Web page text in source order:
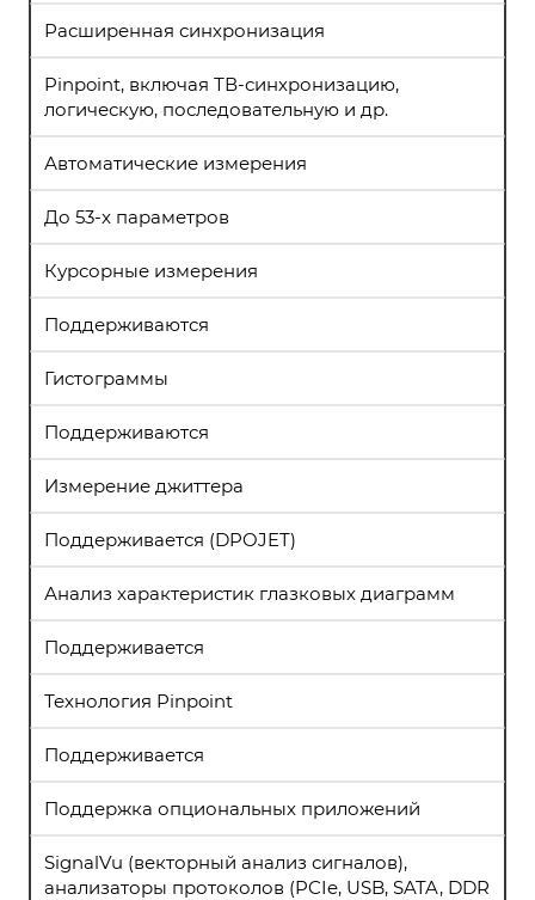
Расширенная синхронизация
Pinpoint, включая ТВ-синхронизацию,
логическую, последовательную и др.
Автоматические измерения
До 53-x параметров
Курсорные измерения
Поддерживаются
Гистограммы
Поддерживаются
Измерение джиттера
Поддерживается (DPOJET)
Анализ характеристик глазковых диаграмм
Поддерживается
Технология Pinpoint
Поддерживается
Поддержка опциональных приложений
SignalVu (векторный анализ сигналов),
анализаторы протоколов (PCIe, USB, SATA, DDR